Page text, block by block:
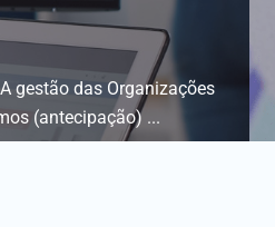
gestão das Organizações
(antecipação) ...